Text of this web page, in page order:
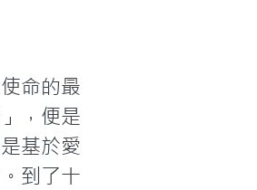
命的最
，便是
基於愛
到了十